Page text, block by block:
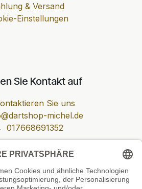
& Versand
Einstellungen
Sie Kontakt auf
Sie uns
michel.de
017668691352